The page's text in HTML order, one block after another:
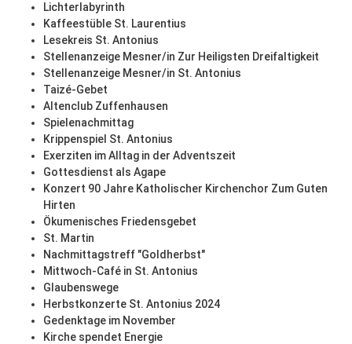
Lichterlabyrinth
Kaffeestüble St. Laurentius
Lesekreis St. Antonius
Stellenanzeige Mesner/in Zur Heiligsten Dreifaltigkeit
Stellenanzeige Mesner/in St. Antonius
Taizé-Gebet
Altenclub Zuffenhausen
Spielenachmittag
Krippenspiel St. Antonius
Exerziten im Alltag in der Adventszeit
Gottesdienst als Agape
Konzert 90 Jahre Katholischer Kirchenchor Zum Guten
Hirten
Ökumenisches Friedensgebet
St. Martin
Nachmittagstreff "Goldherbst"
Mittwoch-Café in St. Antonius
Glaubenswege
Herbstkonzerte St. Antonius 2024
Gedenktage im November
Kirche spendet Energie